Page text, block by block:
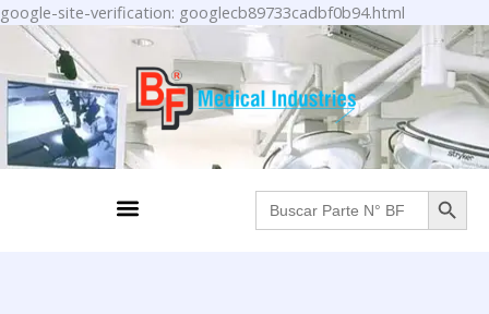
google-site-verification: googlecb89733cadbf0b94.html
al
contenido
Menu Buscar: BOTÓN DE